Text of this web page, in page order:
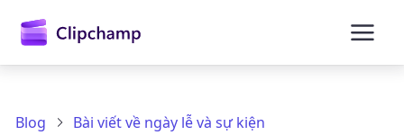
dung
chính
Blog Bài viết về ngày lễ và sự kiện